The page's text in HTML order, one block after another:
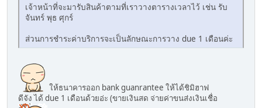
เจ้าหน้าที่จะมารับสินค้าตามที่เราวางตารางเวลาไว้ เช่น รับ
จันทร์ พุธ ศุกร์
ส่วนการชำระค่าบริการจะเป็นลักษณะการวาง due 1 เดือนค่ะ
ให้ธนาคารออก bank guanrantee ให้ได้ชิมิฮาฟ
ดีจัง ได้ due 1 เดือนด้วยอ่ะ (ขายเงินสด จ่ายค่าขนส่งเงินเชื่อ